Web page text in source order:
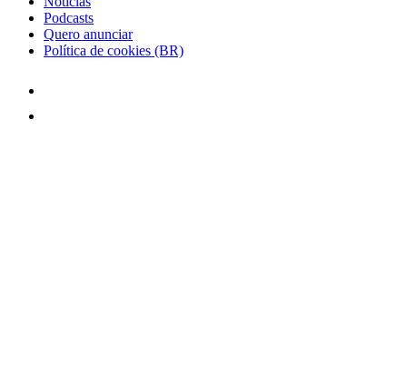
Podcasts
Quero anunciar
Política de cookies (BR)